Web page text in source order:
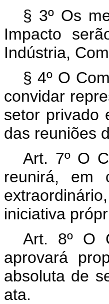
§ 3º Os
Impacto
Indústria,
§ 4º O
convidar
setor privado
das reuniões
Art. 7º O
reunirá, em
iniciativa
Art. 8º O
aprovará
absoluta de
ata.